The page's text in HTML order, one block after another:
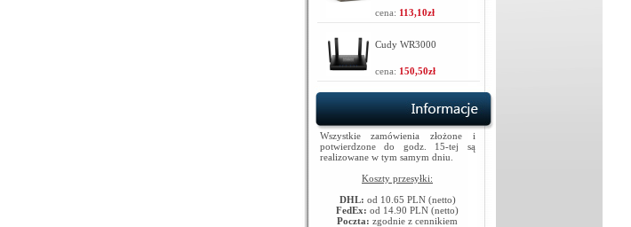
cena: 113,10zł
Cudy WR3000
cena: 150,50zł
Wszystkie zamówienia złożone i
potwierdzone do godz. 15-tej są
realizowane w tym samym dniu.
Koszty przesyłki:
DHL: od 10.65 PLN (netto)
FedEx: od 14.90 PLN (netto)
Poczta: zgodnie z cennikiem